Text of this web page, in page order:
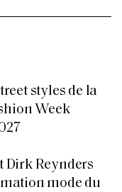
styles de la
Week
Dirk Reynders
mode du